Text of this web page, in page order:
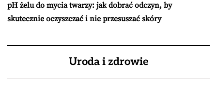
pH żelu do mycia twarzy: jak dobrać odczyn, by
skutecznie oczyszczać i nie przesuszać skóry
Uroda i zdrowie